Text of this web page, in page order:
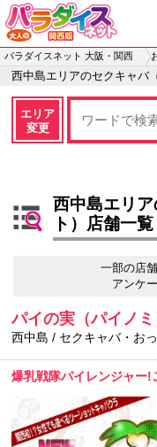
パラダイスネット 大阪・関西
西中島エリアのセクキャバ
エリア
変更
西中島エリ
ト）店舗一覧
一部の店
アンケ
パイの実（パイノミ
西中島 / セクキャバ・お
爆乳戦隊パイレンジャー